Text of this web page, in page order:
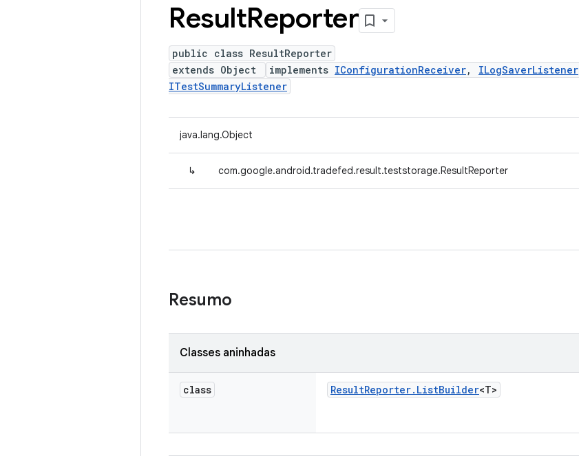
ResultReporter
public class ResultReporter
extends Object
implements IConfigurationReceiver, ILogSaverListener
ITestSummaryListener
java.lang.Object
↳ com.google.android.tradefed.result.teststorage.ResultReporter
Resumo
Classes aninhadas
class ResultReporter. ListBuilder<T>